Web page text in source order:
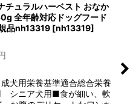
チュラルハーベスト おなか
全年齢対応ドッグフード
品nh13319 [nh13319]
犬用栄養基準適合総合栄養
ニア犬用■食が細い、軟